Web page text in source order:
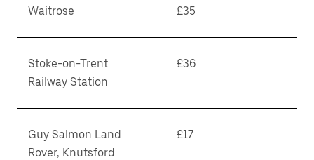
Waitrose £35
Stoke-on-Trent
Railway Station
£36
Guy Salmon Land
Rover, Knutsford
£17